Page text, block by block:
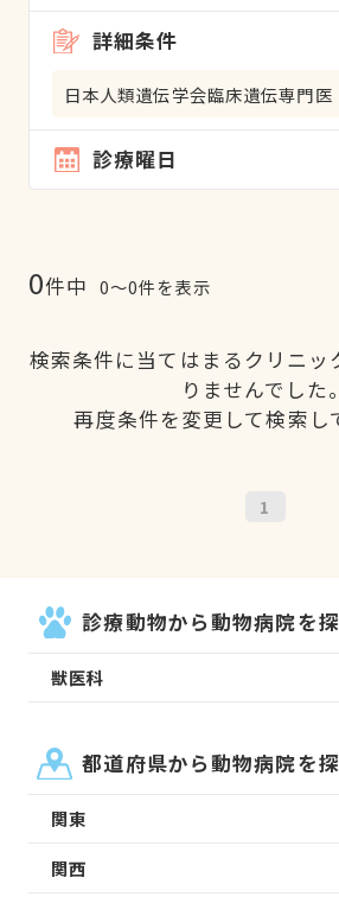
詳細条件
日本人類遺伝学会臨床遺伝専門医
診療曜日
0件中 0〜0件を表示
検索条件に当てはまるクリニッ
りませんでした。
再度条件を変更して検索し
1
診療動物から動物病院を
獣医科
都道府県から動物病院を
関東
関西